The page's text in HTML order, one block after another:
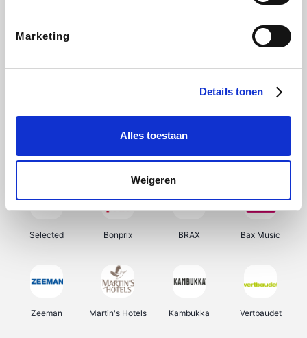
Marketing
Details tonen
Alles toestaan
Weigeren
Samsung Delonghi Tennis Point My Jewellery
Selected Bonprix BRAX Bax Music
Zeeman Martin's Hotels Kambukka Vertbaudet